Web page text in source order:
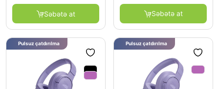
Səbətə at Səbətə at
Pulsuz çatdırılma Pulsuz çatdırılma